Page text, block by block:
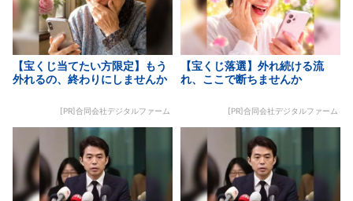
【宝くじ当てたい方限定】もう
外れるの、終わりにしませんか
[PR]合同会社デジタルファーム
【宝くじ落選】外れ続ける流
れ、ここで断ちませんか
[PR]合同会社デジタルファーム